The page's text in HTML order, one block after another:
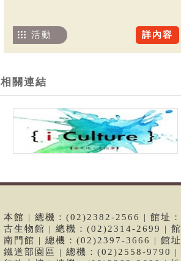
詳內容
活動
相關連結
本館 | 總機：(02)2382-2566 | 館址
古生物館 | 總機：(02)2314-2699 |
南門館 | 總機：(02)2397-3666 | 館
鐵道部園區 | 總機：(02)2558-9790 |